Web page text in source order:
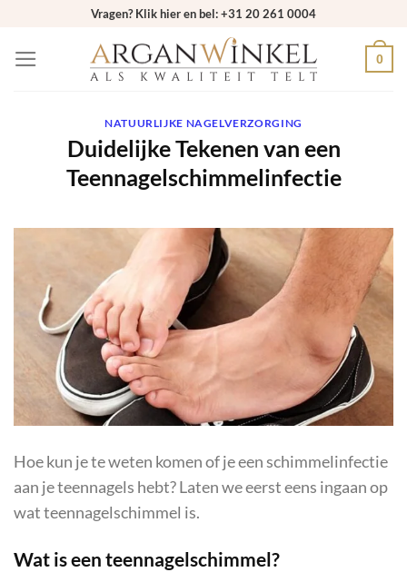
inhoud
Vragen? Klik hier en bel: +31 20 261 0004
0
NATUURLIJKE NAGELVERZORGING
Duidelijke Tekenen van een
Teennagelschimmelinfectie
Hoe kun je te weten komen of je een schimmelinfectie
aan je teennagels hebt? Laten we eerst eens ingaan op
wat teennagelschimmel is.
Wat is een teennagelschimmel?